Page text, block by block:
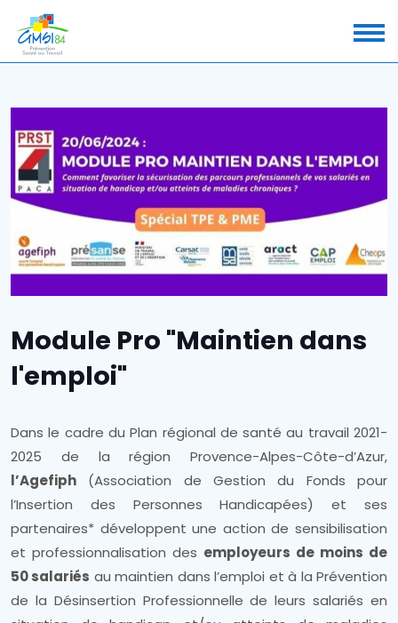
Module Pro "Maintien dans
l'emploi"
Dans le cadre du Plan régional de santé au travail 2021-
2025 de la région Provence-Alpes-Côte-d’Azur,
l’Agefiph (Association de Gestion du Fonds pour
l’Insertion des Personnes Handicapées) et ses
partenaires* développent une action de sensibilisation
et professionnalisation des employeurs de moins de
50 salariés au maintien dans l’emploi et à la Prévention
de la Désinsertion Professionnelle de leurs salariés en